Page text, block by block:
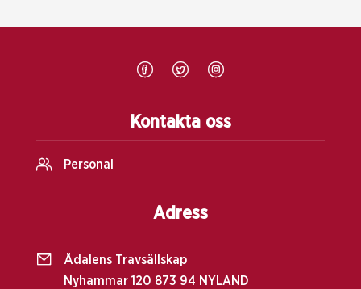
Kontakta oss
Personal
Adress
Ådalens Travsällskap
Nyhammar 120 873 94 NYLAND